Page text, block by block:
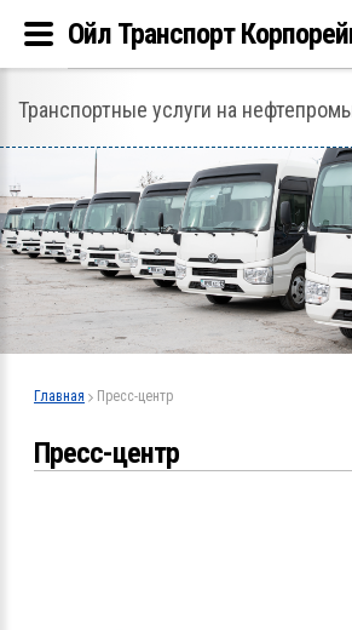
Транспортные услуги на
Главная Пресс-центр
Пресс-центр
Ойл Транспорт